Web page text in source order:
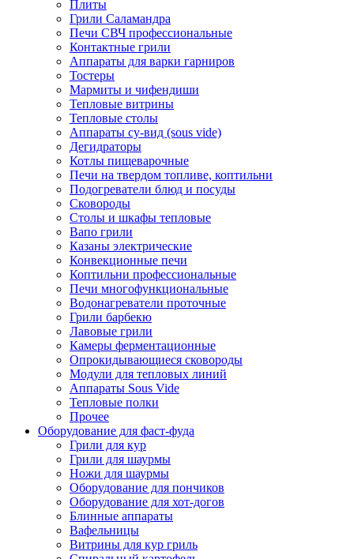
Плиты
Грили Саламандра
Печи СВЧ профессиональные
Контактные грили
Аппараты для варки гарниров
Тостеры
Мармиты и чифендиши
Тепловые витрины
Тепловые столы
Аппараты су-вид (sous vide)
Дегидраторы
Котлы пищеварочные
Печи на твердом топливе, коптильни
Подогреватели блюд и посуды
Сковороды
Столы и шкафы тепловые
Вапо грили
Казаны электрические
Конвекционные печи
Коптильни профессиональные
Печи многофункциональные
Водонагреватели проточные
Грили барбекю
Лавовые грили
Камеры ферментационные
Опрокидывающиеся сковороды
Модули для тепловых линий
Аппараты Sous Vide
Тепловые полки
Прочее
Оборудование для фаст-фуда
Грили для кур
Грили для шаурмы
Ножи для шаурмы
Оборудование для пончиков
Оборудование для хот-догов
Блинные аппараты
Вафельницы
Витрины для кур гриль